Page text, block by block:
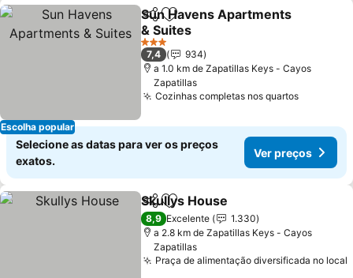
Escolha popular
PartilharAdicionar aos favoritos
Sun Havens Apartments
& Suites
Ver preços
3 Estrelas
7,4
934
a 1.0 km de Zapatillas Keys - Cayos
Zapatillas
Cozinhas completas nos quartosVer
Selecione as datas para ver os preços
exatos.
Ver preços
PartilharAdicionar aos favoritos
Skullys House
8,9 Excelente
1.330
a 2.8 km de Zapatillas Keys - Cayos
Zapatillas
Praça de alimentação diversificada no local